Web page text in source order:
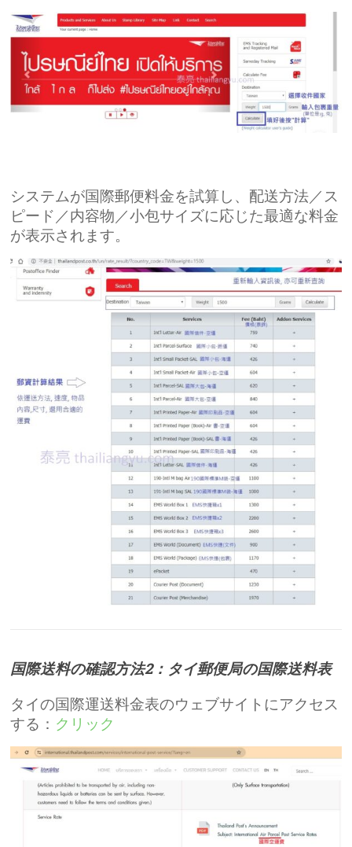
システムが国際郵便料金を試算し、配送方法／ス
ピード／内容物／小包サイズに応じた最適な料金
が表示されます。
国際送料の確認方法2：タイ郵便局の国際送料表
タイの国際運送料金表のウェブサイトにアクセス
する： クリック